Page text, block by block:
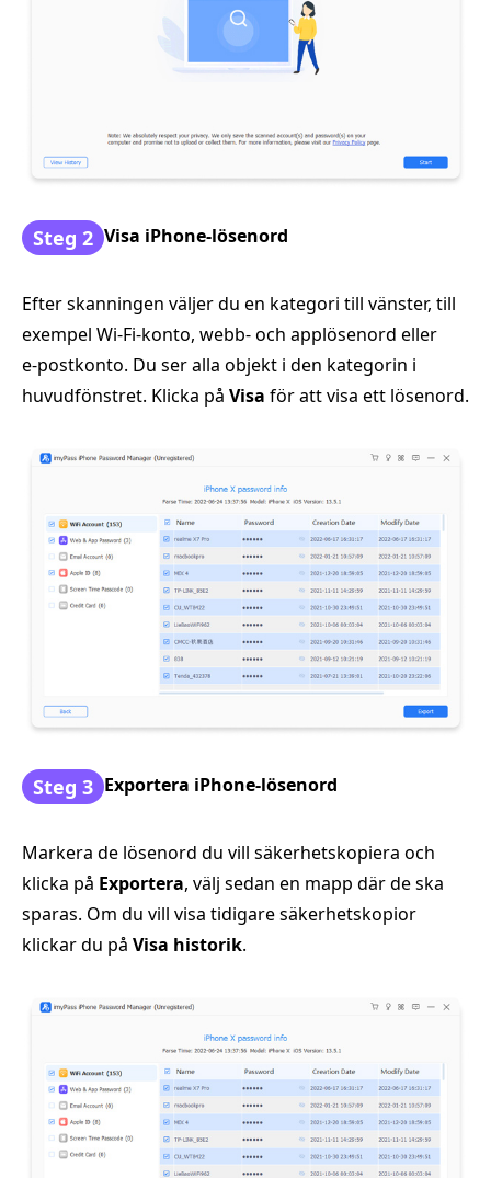
Steg 2 Visa iPhone-lösenord
Efter skanningen väljer du en kategori till vänster, till
exempel Wi‑Fi-konto, webb- och applösenord eller
e‑postkonto. Du ser alla objekt i den kategorin i
huvudfönstret. Klicka på Visa för att visa ett lösenord.
Steg 3 Exportera iPhone-lösenord
Markera de lösenord du vill säkerhetskopiera och
klicka på Exportera, välj sedan en mapp där de ska
sparas. Om du vill visa tidigare säkerhetskopior
klickar du på Visa historik.